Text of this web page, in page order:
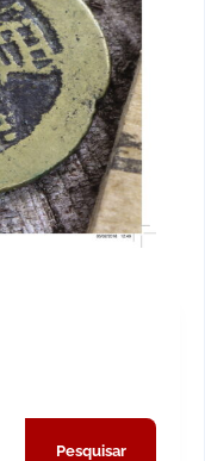
Pesquisar